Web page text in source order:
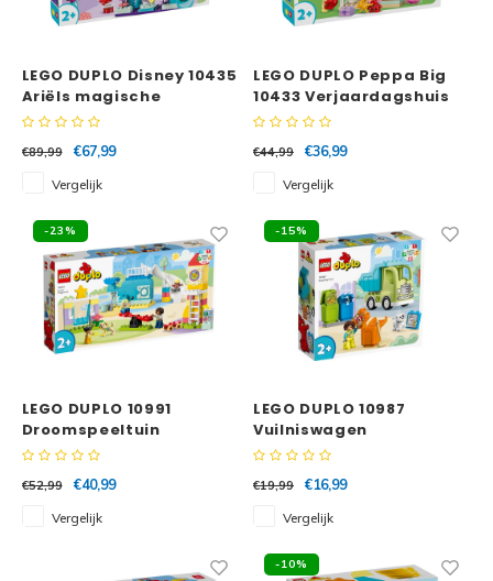
LEGO DUPLO Disney 10435
Ariëls magische
onderwaterpaleis
€89,99
€67,99
Vergelijk
LEGO DUPLO Peppa Big
10433 Verjaardagshuis
€44,99
€36,99
Vergelijk
-23%
LEGO DUPLO 10991
Droomspeeltuin
€52,99
€40,99
Vergelijk
-15%
LEGO DUPLO 10987
Vuilniswagen
€19,99
€16,99
Vergelijk
-10%